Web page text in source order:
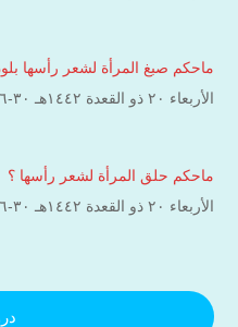
ماحكم صبغ المرأة لشعر رأسها
الأربعاء ۲۰ ذو القعدة ۱٤٤۲هـ ۳۰-٦-۲۰۲۱م
ماحكم حلق المرأة لشعر رأسها ؟
الأربعاء ۲۰ ذو القعدة ۱٤٤۲هـ ۳۰-٦-۲۰۲۱م